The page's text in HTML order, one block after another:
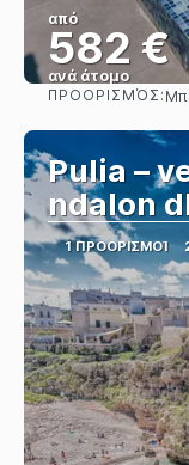
από
582 €
ανά άτομο
ΠΡΟΟΡΙΣΜΌΣ:
Pulia –
ndalon
1 ΠΡΟΟΡΙΣΜΟΊ